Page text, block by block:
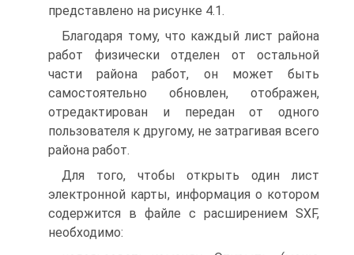
представлено на рисунке 4.1.
Благодаря тому, что каждый лист района
работ физически отделен от остальной
части района работ, он может быть
самостоятельно обновлен, отображен,
отредактирован и передан от одного
пользователя к другому, не затрагивая всего
района работ.
Для того, чтобы открыть один лист
электронной карты, информация о котором
содержится в файле с расширением SXF,
необходимо: